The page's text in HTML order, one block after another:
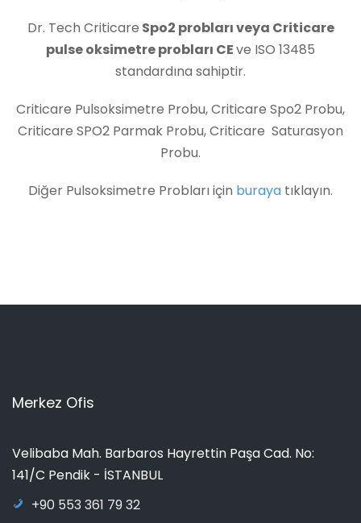
Dr. Tech Criticare Spo2 probları veya Criticare
pulse oksimetre probları CEve ISO 13485
standardına sahiptir.
Criticare Pulsoksimetre Probu, Criticare Spo2 Probu,
Criticare SPO2 Parmak Probu, Criticare Saturasyon
Probu.
Diğer Pulsoksimetre Probları için buraya tıklayın.
Merkez Ofis
Velibaba Mah. Barbaros Hayrettin Paşa Cad. No:
141/C Pendik - İSTANBUL
+90 553 361 79 32